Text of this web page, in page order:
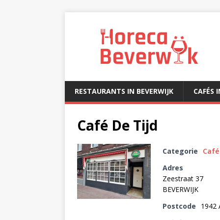
RESTAURANTS IN BEVERWIJK CAFÉS
Café De Tijd
Categorie
Café
Adres
Zeestraat 37
BEVERWIJK
Postcode
1942